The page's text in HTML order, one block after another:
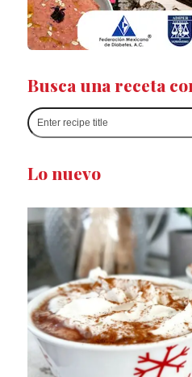
Busca una receta
Enter
recipe
Lo nuevo